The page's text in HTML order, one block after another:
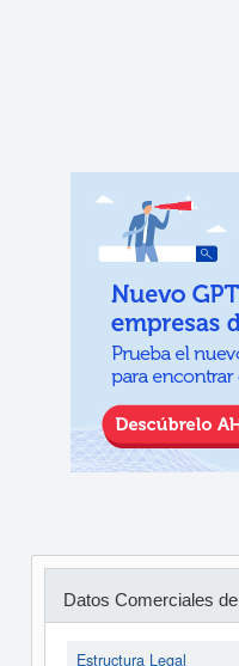
Datos Comerciales de
Estructura Legal